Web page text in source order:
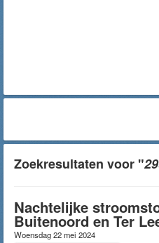
Zoekresultaten voor "
Nachtelijke
Buitenoord en Ter
Woensdag 22 mei 2024